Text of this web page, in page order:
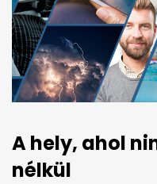
A hely, ahol
nélkül